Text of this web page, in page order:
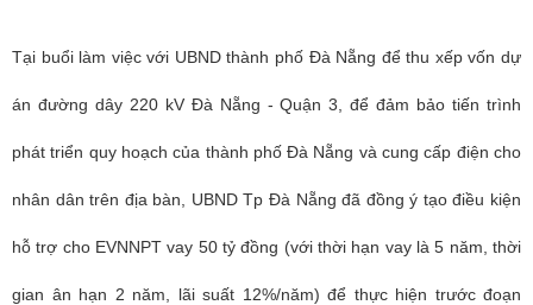
Tại buổi làm việc với UBND thành phố Đà Nẵng để thu xếp vốn dự
án đường dây 220 kV Đà Nẵng - Quận 3, để đảm bảo tiến trình
phát triển quy hoạch của thành phố Đà Nẵng và cung cấp điện cho
nhân dân trên địa bàn, UBND Tp Đà Nẵng đã đồng ý tạo điều kiện
hỗ trợ cho EVNNPT vay 50 tỷ đồng (với thời hạn vay là 5 năm, thời
gian ân hạn 2 năm, lãi suất 12%/năm) để thực hiện trước đoạn